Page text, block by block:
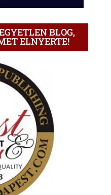
BLOG,
ELNYERTE!